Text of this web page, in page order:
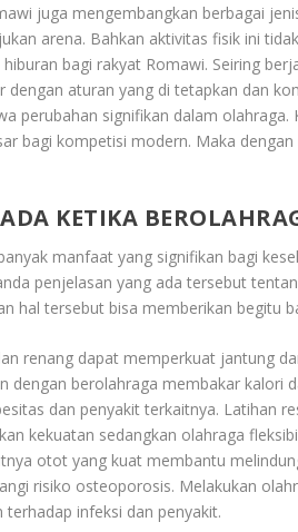
juga mengembangkan berbagai
arena. Bahkan aktivitas fisik ini
bagi rakyat Romawi. Seiring
aturan yang di tetapkan dan
perubahan signifikan dalam olahraga.
bagi kompetisi modern. Maka
KETIKA
manfaat yang signifikan bagi
penjelasan yang ada tersebut
hal tersebut bisa memberikan begitu
renang dapat memperkuat jantung
dengan berolahraga membakar kalori
dan penyakit terkaitnya. Latihan
kekuatan sedangkan olahraga
otot yang kuat membantu
risiko osteoporosis. Melakukan
infeksi dan penyakit.